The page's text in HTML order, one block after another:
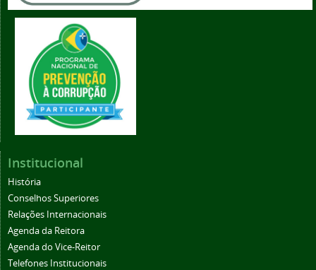
Institucional
História
Conselhos Superiores
Relações Internacionais
Agenda da Reitora
Agenda do Vice-Reitor
Telefones Institucionais